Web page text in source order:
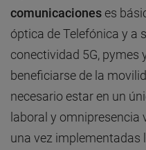
comunicaciones es
óptica de Telefónica y a
conectividad 5G, pymes
beneficiarse de la
necesario estar en un
laboral y omnipresencia
una vez implementadas